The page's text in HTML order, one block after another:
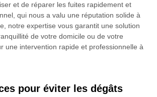
et de réparer les fuites rapidement et
qui nous a valu une réputation solide à
notre expertise vous garantit une solution
de votre domicile ou de votre
une intervention rapide et professionnelle à
pour éviter les dégâts